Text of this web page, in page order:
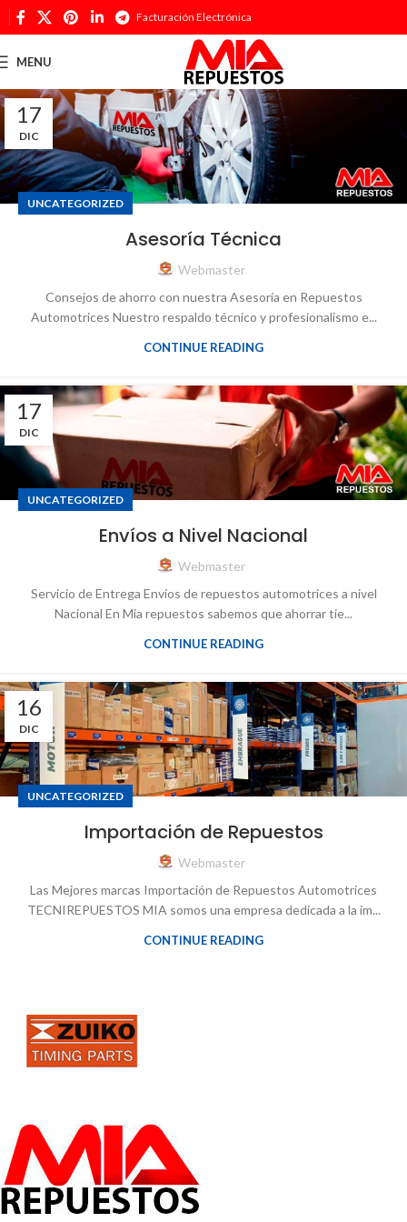
Facturación Electrónica
MENU
17
DIC
UNCATEGORIZED
Asesoría Técnica
Webmaster
Consejos de ahorro con nuestra Asesoría en Repuestos
Automotrices Nuestro respaldo técnico y profesionalismo e...
CONTINUE READING
17
DIC
UNCATEGORIZED
Envíos a Nivel Nacional
Webmaster
Servicio de Entrega Envíos de repuestos automotrices a nivel
Nacional En Mia repuestos sabemos que ahorrar tie...
CONTINUE READING
16
DIC
UNCATEGORIZED
Importación de Repuestos
Webmaster
Las Mejores marcas Importación de Repuestos Automotrices
TECNIREPUESTOS MIA somos una empresa dedicada a la im...
CONTINUE READING